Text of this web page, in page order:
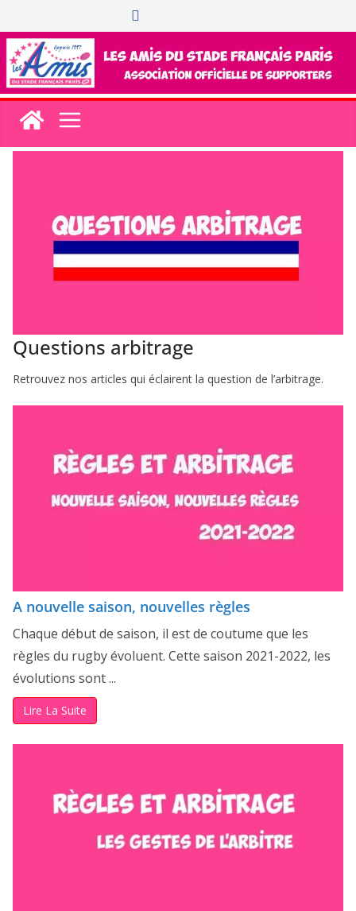
au
contenu
Questions arbitrage
Retrouvez nos articles qui éclairent la question de l’arbitrage.
A nouvelle saison, nouvelles règles
Chaque début de saison, il est de coutume que les
règles du rugby évoluent. Cette saison 2021-2022, les
évolutions sont ...
Lire La Suite